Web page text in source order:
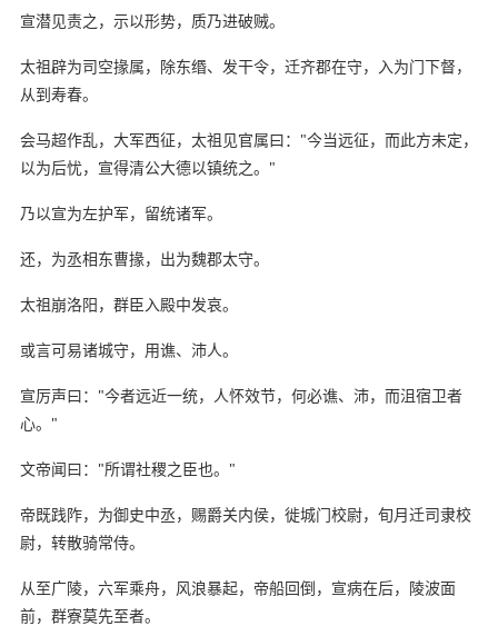
宣潜见责之，示以形势，质乃进破贼。
太祖辟为司空掾属，除东缗、发干令，迁齐郡在守，入为门下督，
从到寿春。
会马超作乱，大军西征，太祖见官属曰："今当远征，而此方未定，
以为后忧，宣得清公大德以镇统之。"
乃以宣为左护军，留统诸军。
还，为丞相东曹掾，出为魏郡太守。
太祖崩洛阳，群臣入殿中发哀。
或言可易诸城守，用谯、沛人。
宣厉声曰："今者远近一统，人怀效节，何必谯、沛，而沮宿卫者
心。"
文帝闻曰："所谓社稷之臣也。"
帝既践阼，为御史中丞，赐爵关内侯，徙城门校尉，旬月迁司隶校
尉，转散骑常侍。
从至广陵，六军乘舟，风浪暴起，帝船回倒，宣病在后，陵波面
前，群寮莫先至者。